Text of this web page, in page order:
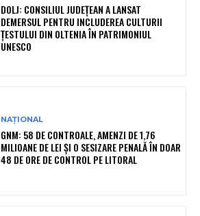
DOLJ: CONSILIUL JUDEȚEAN A LANSAT
DEMERSUL PENTRU INCLUDEREA CULTURII
ȚESTULUI DIN OLTENIA ÎN PATRIMONIUL
UNESCO
NAȚIONAL
GNM: 58 DE CONTROALE, AMENZI DE 1,76
MILIOANE DE LEI ȘI O SESIZARE PENALĂ ÎN DOAR
48 DE ORE DE CONTROL PE LITORAL